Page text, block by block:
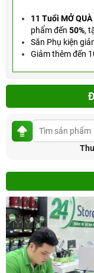
11 Tuổi MỞ
phẩm đến 50%,
Săn Phụ kiện
Giảm thêm đến